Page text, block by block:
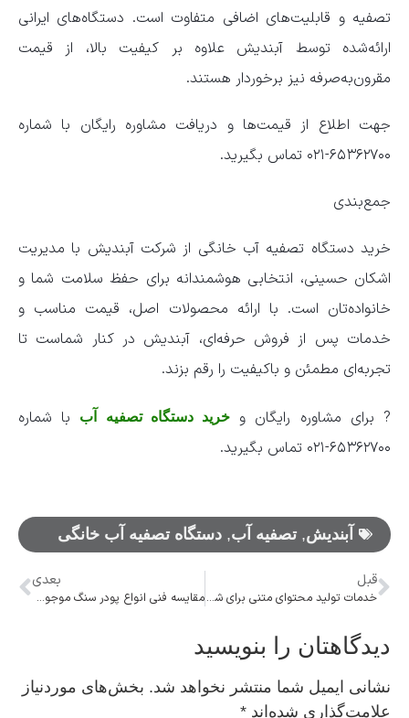
تصفیه و قابلیت‌های اضافی متفاوت است. دستگاه‌های ایرانی
ارائه‌شده توسط آبندیش علاوه بر کیفیت بالا، از قیمت
مقرون‌به‌صرفه نیز برخوردار هستند.
جهت اطلاع از قیمت‌ها و دریافت مشاوره رایگان با شماره
۶۵۳۶۲۷۰۰-۰۲۱ تماس بگیرید.
جمع‌بندی
خرید دستگاه تصفیه آب خانگی از شرکت آبندیش با مدیریت
اشکان حسینی، انتخابی هوشمندانه برای حفظ سلامت شما و
خانواده‌تان است. با ارائه محصولات اصل، قیمت مناسب و
خدمات پس از فروش حرفه‌ای، آبندیش در کنار شماست تا
تجربه‌ای مطمئن و باکیفیت را رقم بزند.
? برای مشاوره رایگان و خرید دستگاه تصفیه آب
با شماره
۶۵۳۶۲۷۰۰-۰۲۱ تماس بگیرید.
آبندیش, تصفیه آب, دستگاه تصفیه آب خانگی
قبل
خدمات تولید محتوای متنی برای شرکت های دیجیتال مارکتینگ
بعدی
مقایسه فنی انواع پودر سنگ موجود در بازار تهران: چرا جوشقان انتخاب اول است؟
دیدگاهتان را بنویسید
نشانی ایمیل شما منتشر نخواهد شد. بخش‌های موردنیاز
علامت‌گذاری شده‌اند *